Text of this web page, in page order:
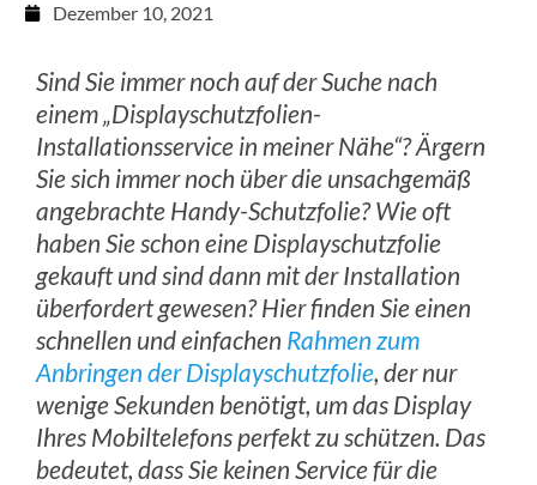
Dezember 10, 2021
Sind Sie immer noch auf der Suche nach
einem „Displayschutzfolien-
Installationsservice in meiner Nähe“? Ärgern
Sie sich immer noch über die unsachgemäß
angebrachte Handy-Schutzfolie? Wie oft
haben Sie schon eine Displayschutzfolie
gekauft und sind dann mit der Installation
überfordert gewesen? Hier finden Sie einen
schnellen und einfachen Rahmen zum
Anbringen der Displayschutzfolie, der nur
wenige Sekunden benötigt, um das Display
Ihres Mobiltelefons perfekt zu schützen. Das
bedeutet, dass Sie keinen Service für die